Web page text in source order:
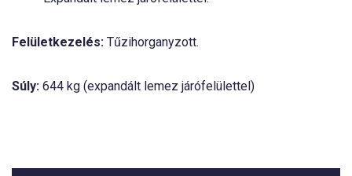
Felületkezelés: Tűzihorganyzott.
Súly: 644 kg (expandált lemez járófelülettel)